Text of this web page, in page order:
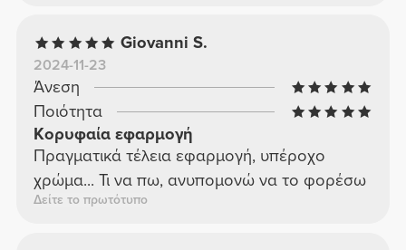
Giovanni S.
2024-11-23
Άνεση
Ποιότητα
Κορυφαία εφαρμογή
Πραγματικά τέλεια εφαρμογή, υπέροχο
χρώμα... Τι να πω, ανυπομονώ να το φορέσω
Δείτε το πρωτότυπο